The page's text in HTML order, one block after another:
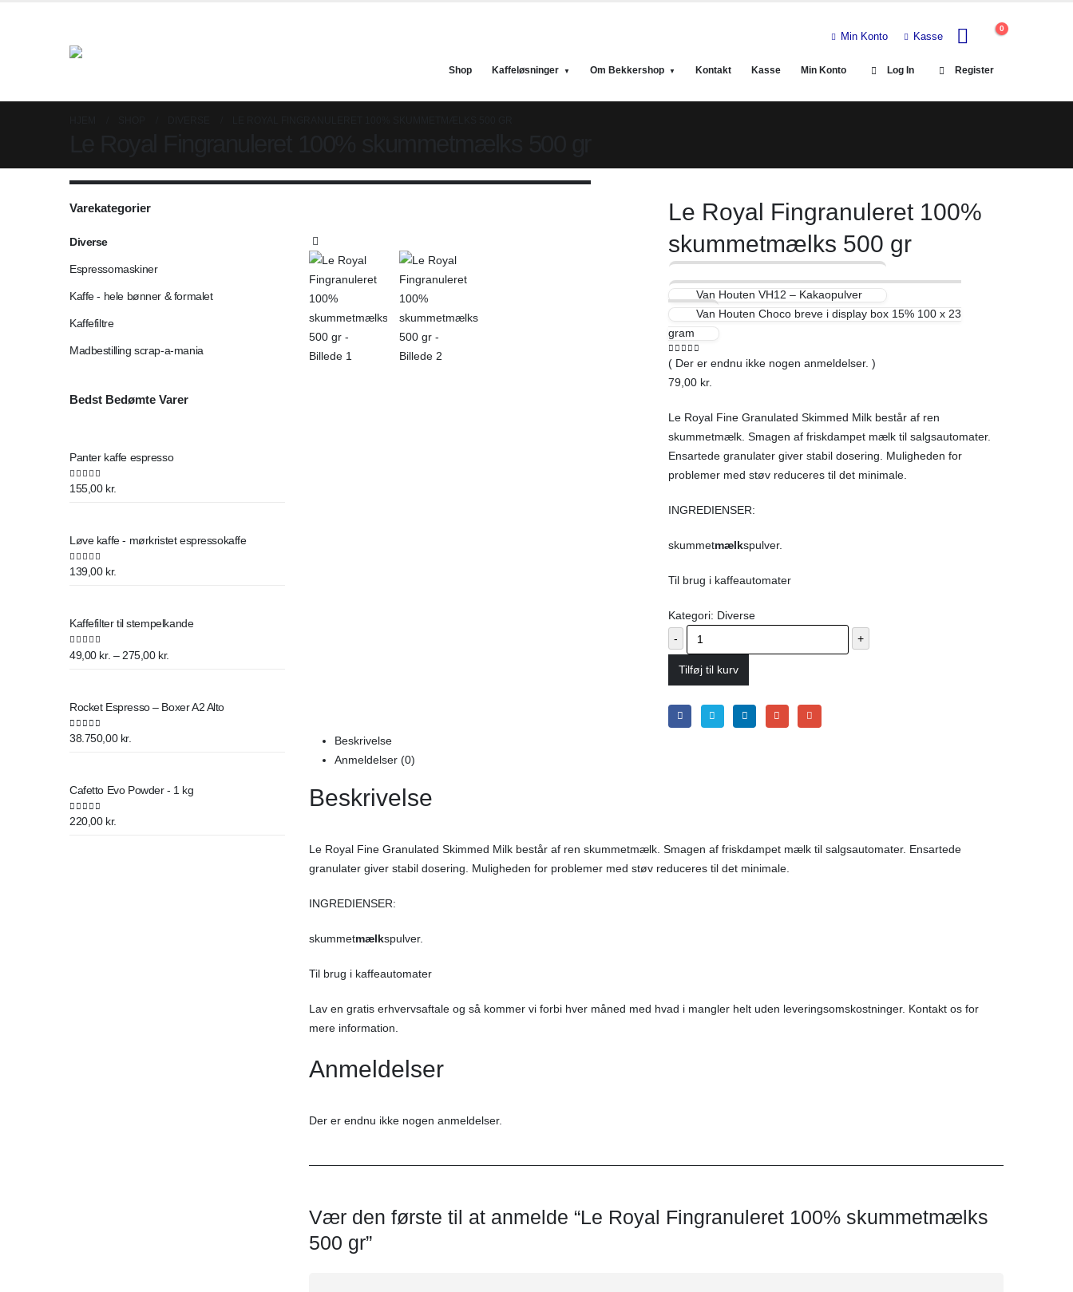
Min Konto Kasse
0
Shop Kaffeløsninger Om Bekkershop Kontakt Kasse Min Konto Log In Register
Le Royal Fingranuleret 100%
skummetmælks 500 gr
Van Houten VH12 – Kakaopulver
Van Houten Choco breve i display box 15% 100 x 23
gram
0 out of 5
( Der er endnu ikke nogen anmeldelser. )
79,00 kr.
Le Royal Fine Granulated Skimmed Milk består af ren
skummetmælk. Smagen af friskdampet mælk til salgsautomater.
Ensartede granulater giver stabil dosering. Muligheden for
problemer med støv reduceres til det minimale.
INGREDIENSER:
skummetmælkspulver.
Til brug i kaffeautomater
Kategori: Diverse
-
+
Tilføj til kurv
Beskrivelse
Anmeldelser (0)
Beskrivelse
Le Royal Fine Granulated Skimmed Milk består af ren skummetmælk. Smagen af friskdampet mælk til salgsautomater. Ensartede
granulater giver stabil dosering. Muligheden for problemer med støv reduceres til det minimale.
INGREDIENSER:
skummetmælkspulver.
Til brug i kaffeautomater
Lav en gratis erhvervsaftale og så kommer vi forbi hver måned med hvad i mangler helt uden leveringsomskostninger. Kontakt os for
mere information.
Anmeldelser
Der er endnu ikke nogen anmeldelser.
Vær den første til at anmelde “Le Royal Fingranuleret 100% skummetmælks
500 gr”
Varekategorier
Diverse
Espressomaskiner
Kaffe - hele bønner & formalet
Kaffefiltre
Madbestilling scrap-a-mania
Bedst Bedømte Varer
Panter kaffe espresso
5.00 out of 5
155,00 kr.
Løve kaffe - mørkristet espressokaffe
5.00 out of 5
139,00 kr.
Kaffefilter til stempelkande
5.00out of 5
49,00 kr. – 275,00 kr.
275,00 kr.
Rocket Espresso – Boxer A2 Alto
0out of 5
38.750,00 kr.
Cafetto Evo Powder - 1 kg
0out of 5
220,00 kr.